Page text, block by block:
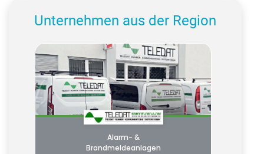
Unternehmen aus der Region